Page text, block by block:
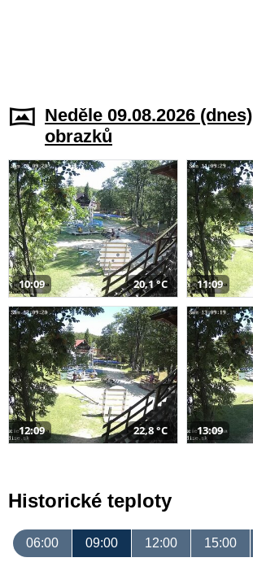
Neděle 09.08.2026 (dnes)
obrazků
10:09 20,1 °C 11:09
12:09 22,8 °C 13:09
Historické teploty
06:00 09:00 12:00 15:00